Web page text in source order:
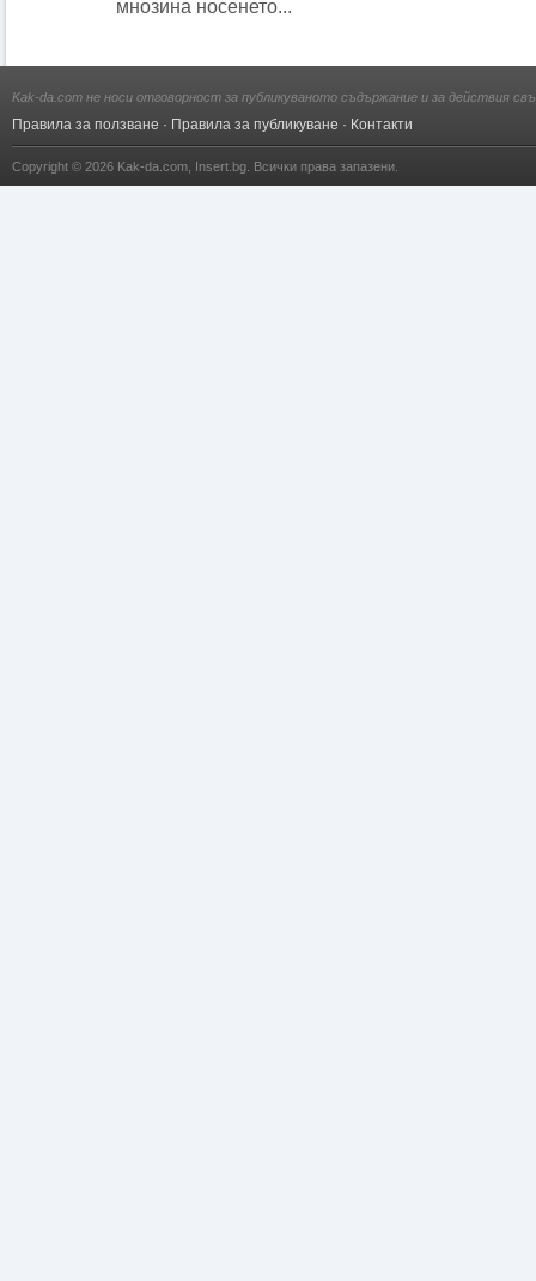
мнозина носенето...
Kak-da.com не носи отговорност за публикуваното съдържание и за действия
Правила за ползване · Правила за публикуване · Контакти
Copyright © 2026 Kak-da.com Insert.bg . Всички права запазени.